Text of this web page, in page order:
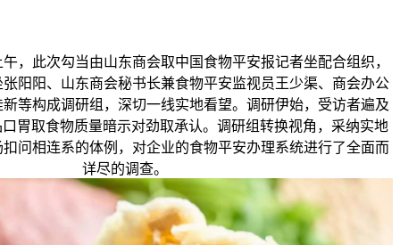
此次勾当由山东商会取中国食物平安报记者坐配合组织，
阳阳、山东商会秘书长兼食物平安监视员王少渠、商会办公
等构成调研组，深切一线实地看望。调研伊始，受访者遍及
胃取食物质量暗示对劲取承认。调研组转换视角，采纳实地
问相连系的体例，对企业的食物平安办理系统进行了全面而
详尽的调查。